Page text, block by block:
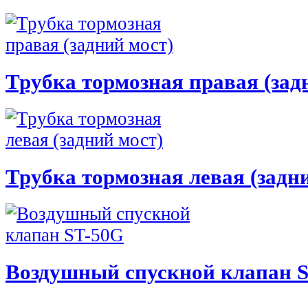
Трубка тормозная правая
Трубка тормозная левая
Воздушный спускной клапан